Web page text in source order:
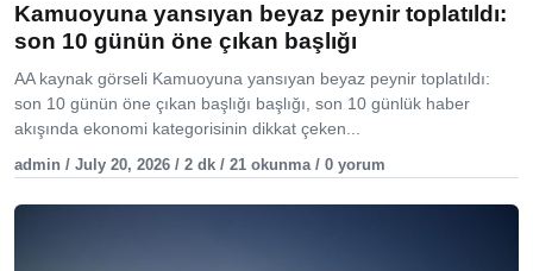
Kamuoyuna yansıyan beyaz peynir toplatıldı:
son 10 günün öne çıkan başlığı
AA kaynak görseli Kamuoyuna yansıyan beyaz peynir toplatıldı:
son 10 günün öne çıkan başlığı başlığı, son 10 günlük haber
akışında ekonomi kategorisinin dikkat çeken...
admin / July 20, 2026 / 2 dk / 21 okunma / 0 yorum